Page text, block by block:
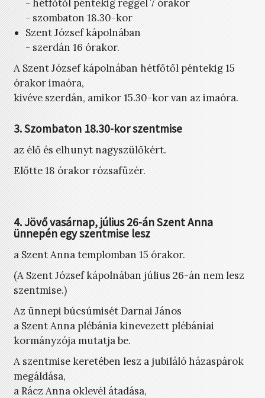
- hétfőtől péntekig reggel 7 órakor
- szombaton 18.30-kor
Szent József kápolnában
- szerdán 16 órakor.
A Szent József kápolnában hétfőtől péntekig 15
órakor imaóra,
kivéve szerdán, amikor 15.30-kor van az imaóra.
3. Szombaton 18.30-kor szentmise
az élő és elhunyt nagyszülőkért.
Előtte 18 órakor rózsafüzér.
4. Jövő vasárnap, július 26-án Szent Anna
ünnepén egy szentmise lesz
a Szent Anna templomban 15 órakor.
(A Szent József kápolnában július 26-án nem lesz
szentmise.)
Az ünnepi búcsúmisét Darnai János
a Szent Anna plébánia kinevezett plébániai
kormányzója mutatja be.
A szentmise keretében lesz a jubiláló házaspárok
megáldása,
a Rácz Anna oklevél átadása,